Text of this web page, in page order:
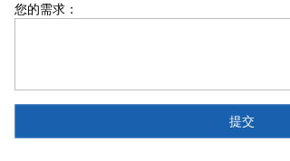
您的需求：